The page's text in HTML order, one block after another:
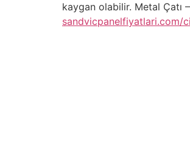
kaygan olabilir. Metal Çatı
sandvicpanelfiyatlari.com/